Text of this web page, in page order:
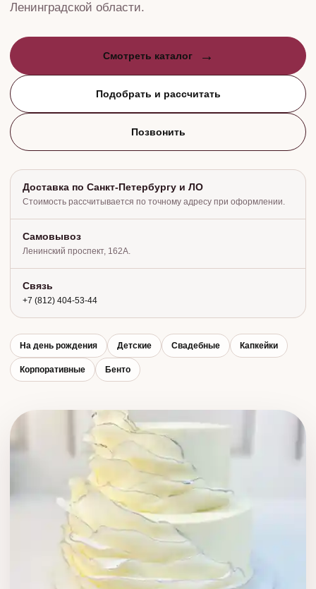
Ленинградской области.
Смотреть каталог →
Подобрать и рассчитать
Позвонить
Доставка по Санкт-Петербургу и ЛО
Стоимость рассчитывается по точному адресу при оформлении.
Самовывоз
Ленинский проспект, 162А.
Связь
+7 (812) 404‑53‑44
На день рождения Детские Свадебные Капкейки
Корпоративные Бенто